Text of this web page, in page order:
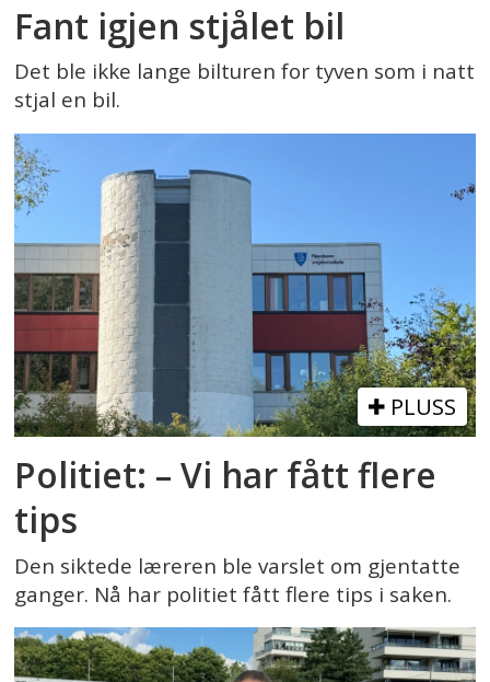
Fant igjen stjålet bil
Det ble ikke lange bilturen for tyven som i natt
stjal en bil.
PLUSS
Politiet: – Vi har fått flere
tips
Den siktede læreren ble varslet om gjentatte
ganger. Nå har politiet fått flere tips i saken.